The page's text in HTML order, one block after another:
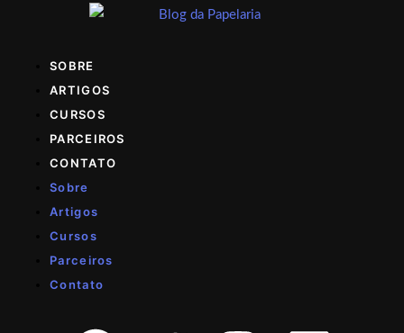
SOBRE
ARTIGOS
CURSOS
PARCEIROS
CONTATO
Sobre
Artigos
Cursos
Parceiros
Contato